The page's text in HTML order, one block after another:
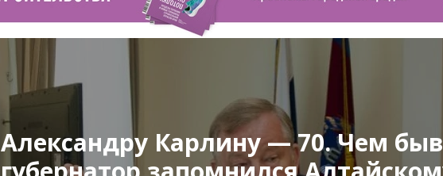
Александру Карлину — 70. Чем